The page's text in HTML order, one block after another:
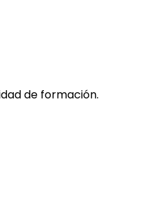
de formación.